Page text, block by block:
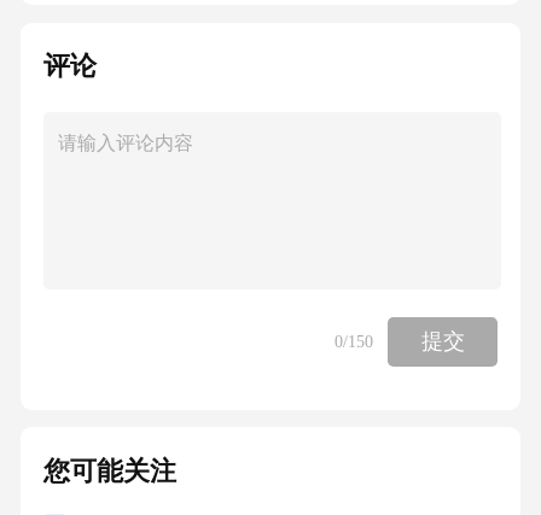
点经验多元录取模式实施多元录取，包括综合
价学生的能力和潜力。01考试科目改革增加选
新能力和解决问题的能力。03综合素质评价推
进多元化评价主体引入学生自评、互评、教师
依据，使学生更加注重全面发展。02强化评价
评论
0/150 提交
您可能关注